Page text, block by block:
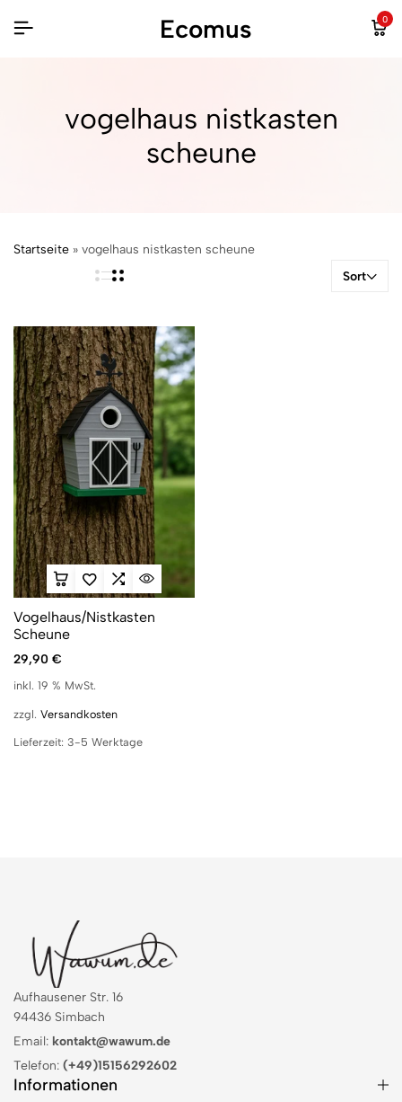
Ecomus 0
vogelhaus nistkasten
scheune
Startseite » vogelhaus nistkasten scheune
Sort
Vogelhaus/Nistkasten
Scheune
29,90 €
inkl. 19 % MwSt.
zzgl. Versandkosten
Lieferzeit: 3-5 Werktage
Aufhausener Str. 16
94436 Simbach
Email: kontakt@wawum.de
Telefon: (+49)15156292602
Informationen